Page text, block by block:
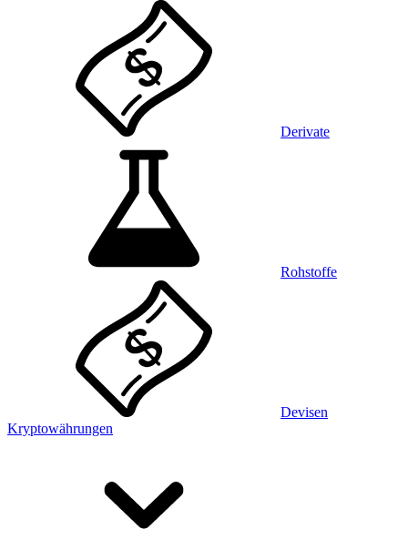
Derivate
Rohstoffe
Devisen
Kryptowährungen